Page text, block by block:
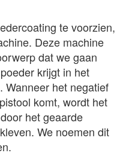
te voorzien,
Deze machine
dat we gaan
krijgt in het
Wanneer het negatief
komt, wordt het
het geaarde
We noemen dit